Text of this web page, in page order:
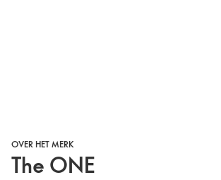
OVER HET MERK
The ONE